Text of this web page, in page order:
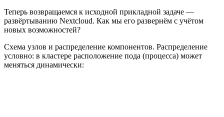
Теперь возвращаемся к исходной прикладной задаче —
развёртыванию Nextcloud. Как мы его развернём с учётом
новых возможностей?
Схема узлов и распределение компонентов. Распределение
условно: в кластере расположение пода (процесса) может
меняться динамически: